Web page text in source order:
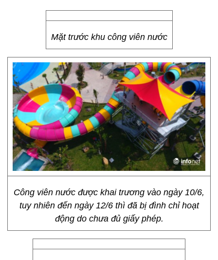
Mặt trước khu công viên nước
Công viên nước được khai trương vào ngày 10/6,
tuy nhiên đến ngày 12/6 thì đã bị đình chỉ hoạt
động do chưa đủ giấy phép.